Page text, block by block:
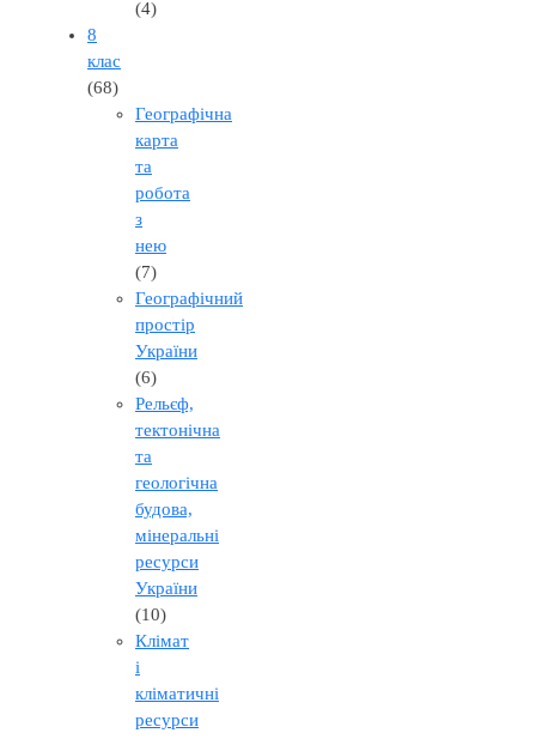
(4)
8
клас
(68)
Географічна
карта
та
робота
з
нею
(7)
Географічний
простір
України
(6)
Рельєф,
тектонічна
та
геологічна
будова,
мінеральні
ресурси
України
(10)
Клімат
і
кліматичні
ресурси